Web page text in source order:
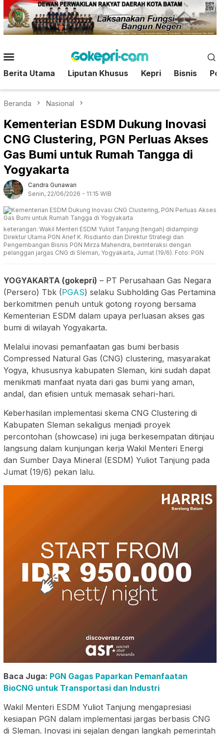
Loncat
ke
konten
Mobile
Berita Utama Liputan Khusus Kepri Bisnis
Beranda Nasional
Kementerian ESDM Dukung Inovasi
CNG Clustering, PGN Perluas Akses
Gas Bumi untuk Rumah Tangga di
Yogyakarta
Candra Gunawan
Senin, 22/06/2026 - 11:15 WIB
keterangan: Wakil Menteri ESDM Yuliot Tanjung (tengah) didampingi
Direktur Utama PGN Arief K. Risdianto dan Direktur Strategi dan
Pengembangan Bisnis PGN Mirza Mahendra, berinteraksi dengan
pelanggan jargas CNG di Sleman, Yogyakarta, Jumat (19/6). Foto: PGN
YOGYAKARTA (gokepri) – PT Perusahaan Gas Negara
(Persero) Tbk (PGAS) selaku Subholding Gas Pertamina
berkomitmen penuh untuk gotong royong bersama
Kementerian ESDM dalam upaya perluasan akses gas
bumi di wilayah Yogyakarta.
Melalui inovasi pemanfaatan gas bumi berbasis
Compressed Natural Gas (CNG) clustering, masyarakat
Yogya, khususnya kabupaten Sleman, kini sudah dapat
menikmati manfaat nyata dari gas bumi yang aman,
andal, dan efisien untuk memasak sehari-hari.
Keberhasilan implementasi skema CNG Clustering di
Kabupaten Sleman sekaligus menjadi proyek
percontohan (showcase) ini juga berkesempatan ditinjau
langsung dalam kunjungan kerja Wakil Menteri Energi
dan Sumber Daya Mineral (ESDM) Yuliot Tanjung pada
Jumat (19/6) pekan lalu.
Baca Juga: PGN Gagas Paparkan Pemanfaatan
BioCNG untuk Transportasi dan Industri
Wakil Menteri ESDM Yuliot Tanjung mengapresiasi
kesiapan PGN dalam implementasi jargas berbasis CNG
di Sleman. Inovasi ini sejalan dengan langkah pemerintah